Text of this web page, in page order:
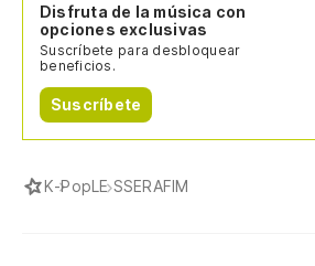
Disfruta de la música con
opciones exclusivas
Suscríbete para desbloquear
beneficios.
Suscríbete
K-PopLE SSERAFIM